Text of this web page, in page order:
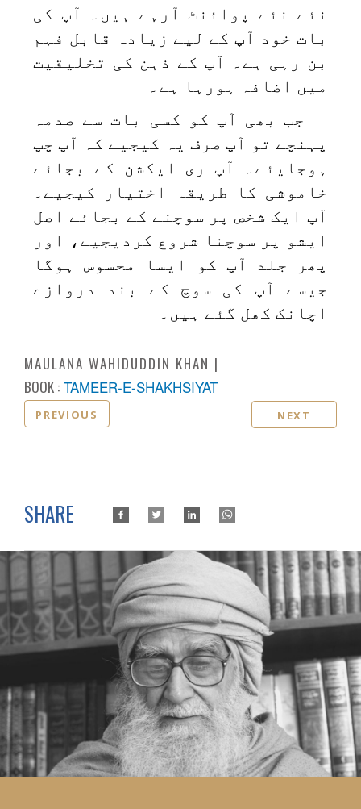
نئے نئے پوائنٹ آرہے ہیں۔ آپ کی
بات خود آپ کے لیے زیادہ قابل فہم
بن رہی ہے۔ آپ کے ذہن کی تخلیقیت
میں اضافہ ہورہا ہے۔
جب بھی آپ کو کسی بات سے صدمہ
پہنچے تو آپ صرف یہ کیجیے کہ آپ چپ
ہوجایئے۔ آپ ری ایکشن کے بجائے
خاموشی کا طریقہ اختیار کیجیے۔
آپ ایک شخص پر سوچنے کے بجائے اصل
ایشو پر سوچنا شروع کردیجیے، اور
پھر جلد آپ کو ایسا محسوس ہوگا
جیسے آپ کی سوچ کے بند دروازے
اچانک کھل گئے ہیں۔
MAULANA WAHIDUDDIN KHAN
BOOK : TAMEER-E-SHAKHSIYAT
PREVIOUS NEXT
SHARE